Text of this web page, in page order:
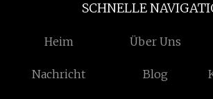
SCHNELLE
Heim Über Uns
Nachricht Blog